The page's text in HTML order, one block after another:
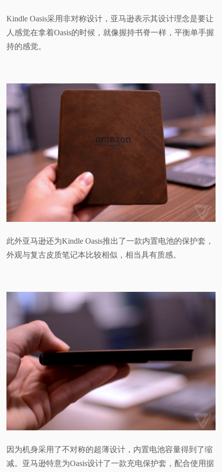
Kindle Oasis采用非对称设计，亚马逊表示其设计理念是要让
人感觉在拿着Oasis的时候，就像握持书脊一样，平衡单手握
持的感觉。
此外亚马逊还为Kindle Oasis推出了一款内置电池的保护套，
外观与复古皮质笔记本比较相似，相当具有质感。
因为机身采用了不对称的超薄设计，内置电池容量得到了缩
减。亚马逊特意为Oasis设计了一款充电保护套，配合使用据